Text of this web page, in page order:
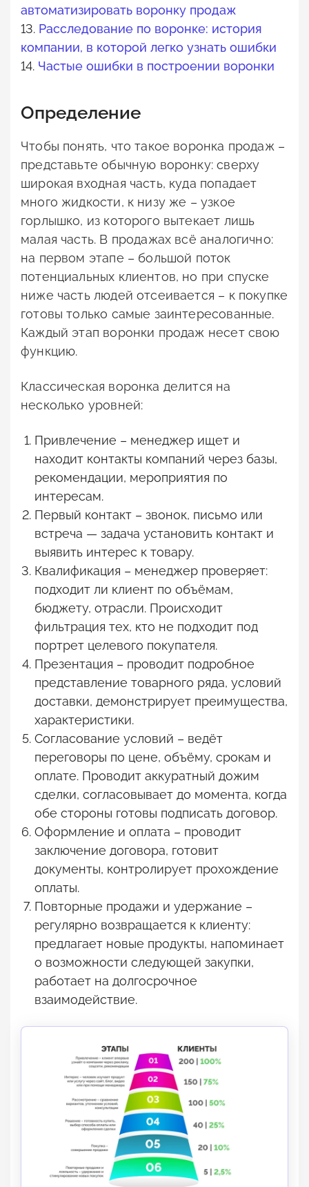
автоматизировать воронку продаж
13. Расследование по воронке: история
компании, в которой легко узнать ошибки
14. Частые ошибки в построении воронки
Определение
Чтобы понять, что такое воронка продаж –
представьте обычную воронку: сверху
широкая входная часть, куда попадает
много жидкости, к низу же – узкое
горлышко, из которого вытекает лишь
малая часть. В продажах всё аналогично:
на первом этапе – большой поток
потенциальных клиентов, но при спуске
ниже часть людей отсеивается – к покупке
готовы только самые заинтересованные.
Каждый этап воронки продаж несет свою
функцию.
Классическая воронка делится на
несколько уровней:
Привлечение – менеджер ищет и
находит контакты компаний через базы,
рекомендации, мероприятия по
интересам.
Первый контакт – звонок, письмо или
встреча — задача установить контакт и
выявить интерес к товару.
Квалификация – менеджер проверяет:
подходит ли клиент по объёмам,
бюджету, отрасли. Происходит
фильтрация тех, кто не подходит под
портрет целевого покупателя.
Презентация – проводит подробное
представление товарного ряда, условий
доставки, демонстрирует преимущества,
характеристики.
Согласование условий – ведёт
переговоры по цене, объёму, срокам и
оплате. Проводит аккуратный дожим
сделки, согласовывает до момента, когда
обе стороны готовы подписать договор.
Оформление и оплата – проводит
заключение договора, готовит
документы, контролирует прохождение
оплаты.
Повторные продажи и удержание –
регулярно возвращается к клиенту:
предлагает новые продукты, напоминает
о возможности следующей закупки,
работает на долгосрочное
взаимодействие.